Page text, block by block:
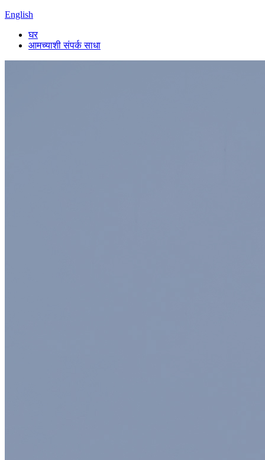
English
घर
आमच्याशी संपर्क साधा